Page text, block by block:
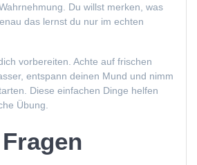
Du willst merken, was
das lernst du nur im echten
vorbereiten. Achte auf frischen
entspann deinen Mund und nimm
Diese einfachen Dinge helfen
Übung.